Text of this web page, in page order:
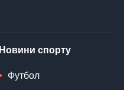
Новини спорту
Футбол